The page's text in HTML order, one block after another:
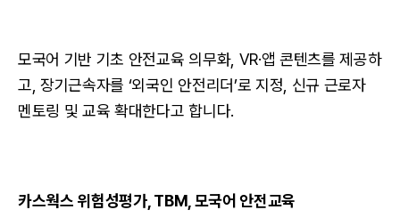
모국어 기반 기초 안전교육 의무화, VR·앱 콘텐츠를 제공하
고, 장기근속자를 ‘외국인 안전리더’로 지정, 신규 근로자
멘토링 및 교육 확대한다고 합니다.
카스웍스 위험성평가, TBM, 모국어 안전교육